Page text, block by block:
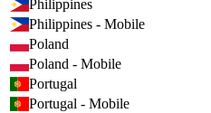
Philippines
Philippines - Mobile
Poland
Poland - Mobile
Portugal
Portugal - Mobile